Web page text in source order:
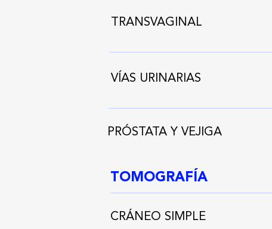
TRANSVAGINAL
VÍAS URINARIAS
PRÓSTATA Y VEJIGA
TOMOGRAFÍA
CRÁNEO SIMPLE